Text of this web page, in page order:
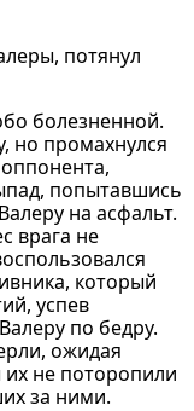
потянул
болезненной.
но промахнулся
попытавшись
на асфальт.
врага не
который
успев
по бедру.
ожидая
их не поторопили
за ними.